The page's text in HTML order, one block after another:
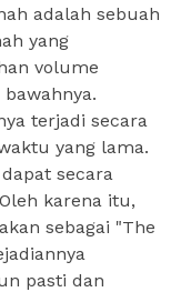
adalah sebuah
yang
volume
terjadi secara
yang lama.
secara
karena itu,
sebagai "The
pasti dan